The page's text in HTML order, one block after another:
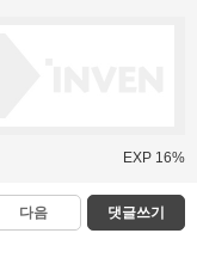
EXP 16%
다음 댓글쓰기